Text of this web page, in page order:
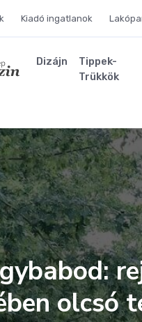
Kiadó ingatlanok
Dizájn
Tippek-
Trükkök
olcsó